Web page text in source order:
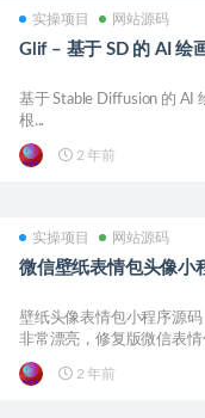
实操项目 网站源码
Glif – 基于 SD 的 AI 绘
基于 Stable Diffusion 的 AI
根...
2 年前
实操项目 网站源码
微信壁纸表情包头像小
壁纸头像表情包小程序源
非常漂亮，修复版微信表情
2 年前